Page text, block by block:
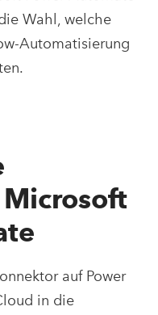
Wahl, welche
Automatisierung
auf Power
in die